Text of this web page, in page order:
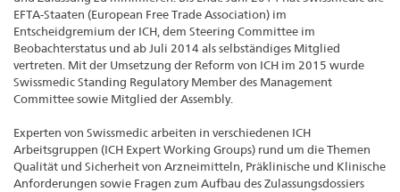
EFTA-Staaten (European Free Trade Association) im
Entscheidgremium der ICH, dem Steering Committee im
Beobachterstatus und ab Juli 2014 als selbständiges Mitglied
vertreten. Mit der Umsetzung der Reform von ICH im 2015 wurde
Swissmedic Standing Regulatory Member des Management
Committee sowie Mitglied der Assembly.
Experten von Swissmedic arbeiten in verschiedenen ICH
Arbeitsgruppen (ICH Expert Working Groups) rund um die Themen
Qualität und Sicherheit von Arzneimitteln, Präklinische und Klinische
Anforderungen sowie Fragen zum Aufbau des Zulassungsdossiers